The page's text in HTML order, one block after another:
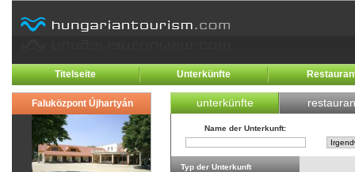
Titelseite Unterkünfte
Faluközpont Újhartyán unterkünfte
Name der Unterkunft:
Typ der Unterkunft